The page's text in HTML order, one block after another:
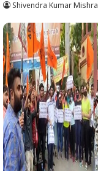
Shivendra Kumar Mishra